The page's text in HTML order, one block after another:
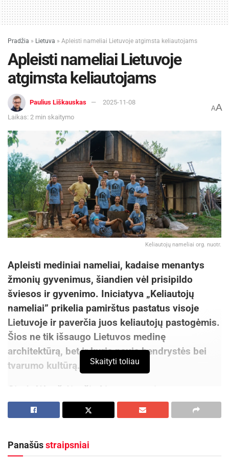
Pradžia » Lietuva » Apleisti nameliai Lietuvoje atgimsta keliautojams
Apleisti nameliai Lietuvoje
atgimsta keliautojams
Paulius Liškauskas
2025-11-08
Laikas: 2 min skaitymo
AA
Keliautojų nameliai org. nuotr.
Apleisti mediniai nameliai, kadaise menantys
žmonių gyvenimus, šiandien vėl prisipildo
šviesos ir gyvenimo. Iniciatyva „Keliautojų
nameliai” prikelia pamirštus pastatus visoje
Lietuvoje ir paverčia juos keliautojų pastogėmis.
Šios ne tik išsaugo Lietuvos medinę
architektūrą, bet ir kuria naują bendrystės bei
tvarumo kultūrą.
Gimė dėl tuštėjančių Lietuvos regionų
„Keliautojų nameliai” – iniciatyva, kuri seno
architektūrą, bet ir bendruomeniškumą.
Skaityti toliau
Panašūsstraipsniai